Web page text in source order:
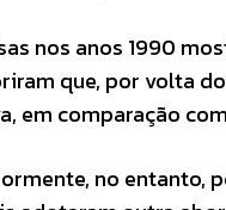
nos anos 1990
que, por volta
em comparação
no entanto,